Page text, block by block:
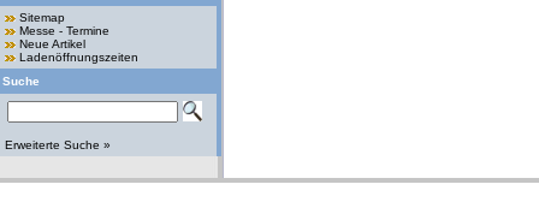
Sitemap
Messe - Termine
Neue Artikel
Ladenöffnungszeiten
Suche
Erweiterte Suche »